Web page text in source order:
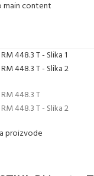
main content
proizvode